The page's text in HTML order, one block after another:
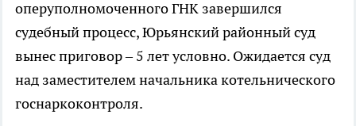
оперуполномоченного ГНК завершился
судебный процесс, Юрьянский районный суд
вынес приговор – 5 лет условно. Ожидается суд
над заместителем начальника котельнического
госнаркоконтроля.